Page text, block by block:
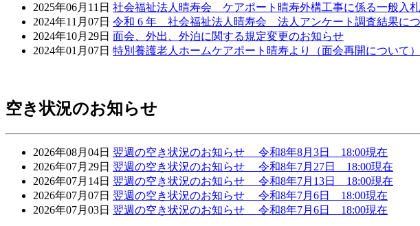
2025年06月11日 社会福祉法人晴寿会 ケアポート晴寿外構工事に係る一般入
2024年11月07日 令和 6 年 社会福祉法人晴寿会 法人アンケート調査結果に
2024年10月29日 面会、外出、外泊に関する規定変更のお知らせ
2024年01月07日 特別養護老人ホームケアポート晴寿より（面会再開について）
空き状況のお知らせ
2026年08月04日 翌週の空き状況のお知らせ 令和8年8月3日 18:00現在
2026年07月29日 翌週の空き状況のお知らせ 令和8年7月27日 18:00現在
2026年07月14日 翌週の空き状況のお知らせ 令和8年7月13日 18:00現在
2026年07月07日 翌週の空き状況のお知らせ 令和8年7月6日 18:00現在
2026年07月03日 翌週の空き状況のお知らせ 令和8年7月6日 18:00現在